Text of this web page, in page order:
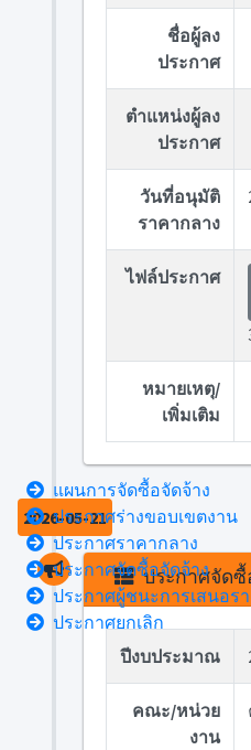
ชื่อผู้ลง
ประกาศ
ตำแหน่งผู้ลง
ประกาศ
วันที่อนุมัติ
ราคากลาง
ไฟล์ประกาศ
หมายเหตุ/
เพิ่มเติม
2026-05-21
ประกาศจัดซื้
ปีงบประมาณ
คณะ/หน่วย
งาน
แผนการจัดซื้อจัดจ้าง
ประกาศร่างขอบเขตงาน
ประกาศราคากลาง
ประกาศจัดซื้อจัดจ้าง
ประกาศผู้ชนะการเสนอร
ประกาศยกเลิก